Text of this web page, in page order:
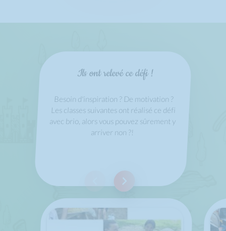
Ils ont relevé ce défi !
Besoin d'inspiration ? De motivation ?
Les classes suivantes ont réalisé ce défi
avec brio, alors vous pouvez sûrement y
arriver non ?!